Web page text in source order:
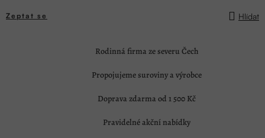
Zeptat se Hlídat
Rodinná firma ze severu Čech
Propojujeme suroviny a výrobce
Doprava zdarma od 1 500 Kč
Pravidelné akční nabídky